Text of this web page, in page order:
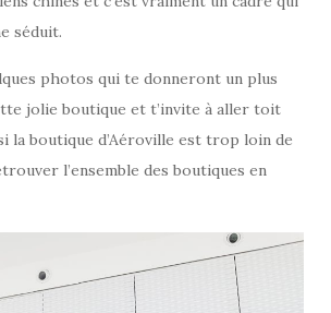
séduit.
photos qui te donneront un plus
jolie boutique et t’invite à aller toit
la boutique d’Aéroville est trop loin de
l’ensemble des boutiques en